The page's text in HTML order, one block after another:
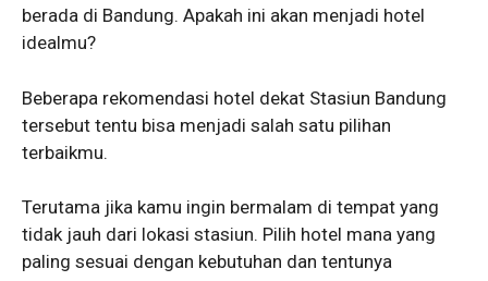
berada di Bandung. Apakah ini akan menjadi hotel
idealmu?
Beberapa rekomendasi hotel dekat Stasiun Bandung
tersebut tentu bisa menjadi salah satu pilihan
terbaikmu.
Terutama jika kamu ingin bermalam di tempat yang
tidak jauh dari lokasi stasiun. Pilih hotel mana yang
paling sesuai dengan kebutuhan dan tentunya